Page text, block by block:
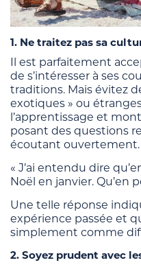
1. Ne traitez pas sa
Il est parfaitement
de s’intéresser à ses
traditions. Mais évitez
exotiques » ou
l’apprentissage et
posant des questions
écoutant ouvertement.
« J’ai entendu dire
Noël en janvier. Qu’en
Une telle réponse
expérience passée et
simplement comme
2. Soyez prudent avec